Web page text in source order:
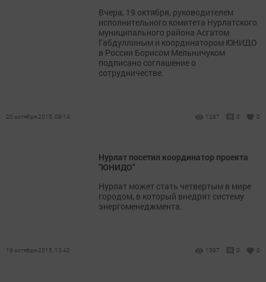
Вчера, 19 октября, руководителем
исполнительного комитета Нурлатского
муниципального района Асгатом
Габдуллиным и координатором ЮНИДО
в России Борисом Мельничуком
подписано соглашение о
сотрудничестве.
20 октября 2015, 09:14 1287 0 0
Нурлат посетил координатор проекта
"ЮНИДО"
Нурлат может стать четвертым в мире
городом, в который внедрят систему
энергоменеджмента.
19 октября 2015, 13:42 1397 0 0